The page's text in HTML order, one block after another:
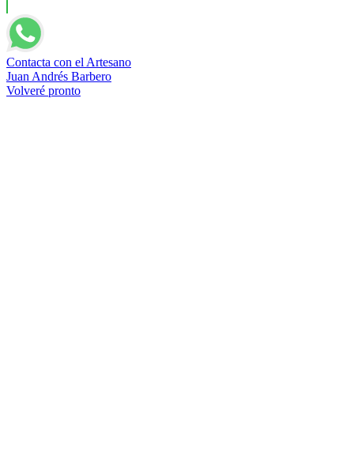
Contacta con el Artesano
Juan Andrés Barbero
Volveré pronto